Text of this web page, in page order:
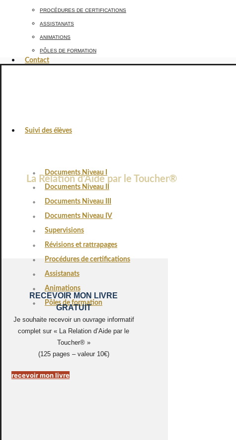
Contact
Suivi des élèves
Documents Niveau I
Documents Niveau II
Documents Niveau III
Documents Niveau IV
Supervisions
Révisions et rattrapages
Procédures de certifications
Assistanats
Animations
Pôles de formation
PROCÉDURES DE CERTIFICATIONS
ASSISTANATS
ANIMATIONS
PÔLES DE FORMATION
La Relation d’Aide par le Toucher®
RECEVOIR MON LIVRE
GRATUIT
Je souhaite recevoir un ouvrage informatif
complet sur « La Relation d’Aide par le
Toucher® »
(125 pages – valeur 10€)
recevoir mon livre